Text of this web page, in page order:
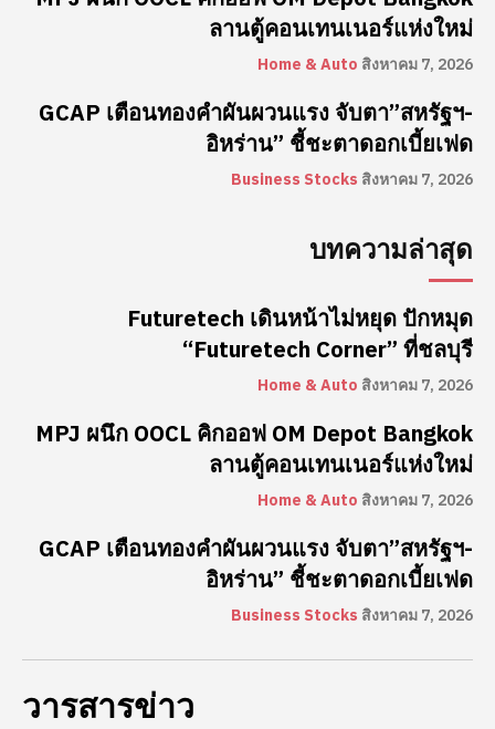
ลานตู้คอนเทนเนอร์แห่งใหม่
Home & Auto สิงหาคม 7, 2026
GCAP เตือนทองคำผันผวนแรง จับตา”สหรัฐฯ-
อิหร่าน” ชี้ชะตาดอกเบี้ยเฟด
Business Stocks สิงหาคม 7, 2026
บทความล่าสุด
Futuretech เดินหน้าไม่หยุด ปักหมุด
“Futuretech Corner” ที่ชลบุรี
Home & Auto สิงหาคม 7, 2026
MPJ ผนึก OOCL คิกออฟ OM Depot Bangkok
ลานตู้คอนเทนเนอร์แห่งใหม่
Home & Auto สิงหาคม 7, 2026
GCAP เตือนทองคำผันผวนแรง จับตา”สหรัฐฯ-
อิหร่าน” ชี้ชะตาดอกเบี้ยเฟด
Business Stocks สิงหาคม 7, 2026
วารสารข่าว